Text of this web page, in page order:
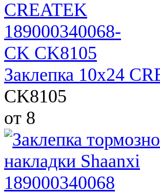
Заклепка 10х24
CK8105
от 8